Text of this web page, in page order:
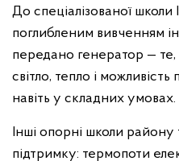
До спеціалізованої школи
поглибленим вивченням
передано генератор — те,
світло, тепло і
навіть у складних умовах.
Інші опорні школи
підтримку: термопоти